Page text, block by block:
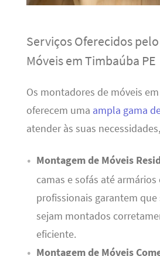
Serviços Oferecidos
Móveis em Timbaúba PE
Os montadores de móveis
oferecem uma ampla gama
atender às suas
Montagem de Móveis
camas e sofás até armários
profissionais garantem que
sejam montados
eficiente.
Montagem de Móveis